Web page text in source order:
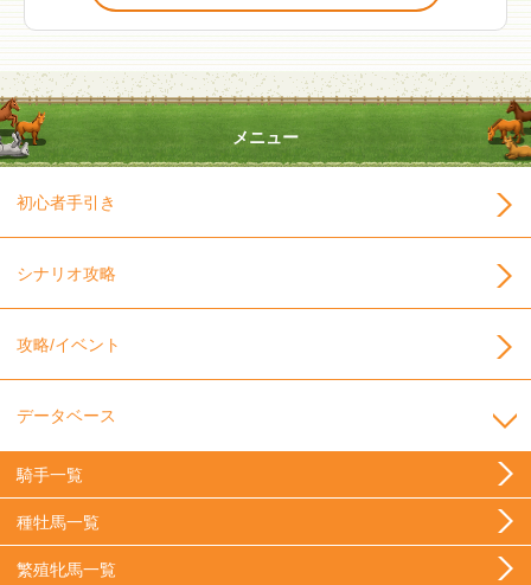
メニュー
初心者手引き
シナリオ攻略
攻略/イベント
データベース
騎手一覧
種牡馬一覧
繁殖牝馬一覧